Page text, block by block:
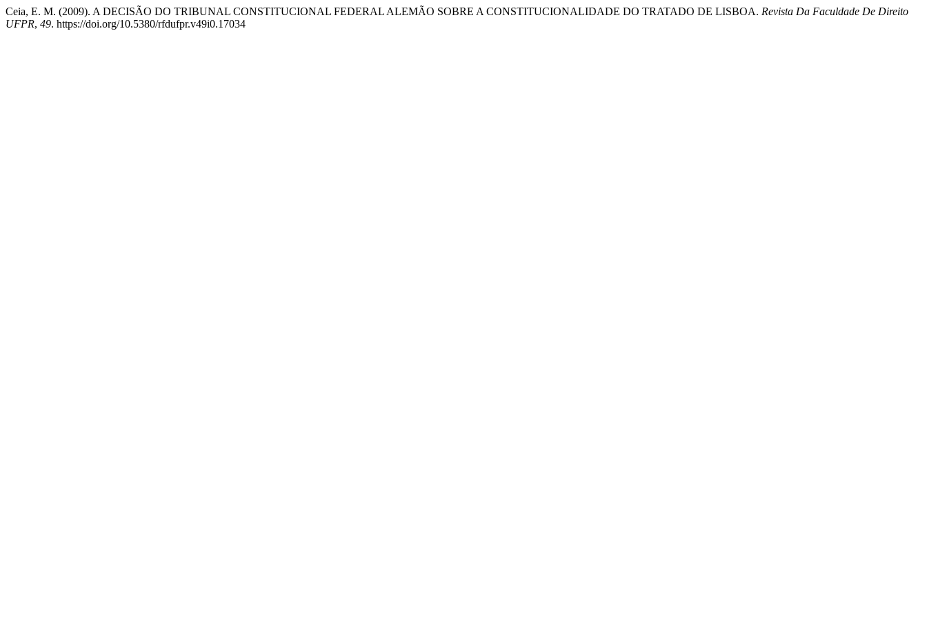
Ceia, E. M. (2009). A DECISÃO DO TRIBUNAL CONSTITUCIONAL FEDERAL ALEMÃO SOBRE A CONSTITUCIONALIDADE DO TRATADO DE LISBOA. Revista Da Faculdade De Direito
UFPR, 49. https://doi.org/10.5380/rfdufpr.v49i0.17034